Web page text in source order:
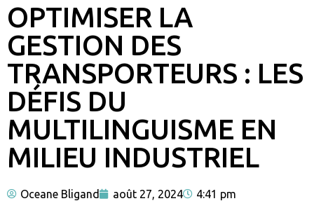
OPTIMISER LA
GESTION DES
TRANSPORTEURS : LES
DÉFIS DU
MULTILINGUISME EN
MILIEU INDUSTRIEL
Oceane Bligand août 27, 2024 4:41 pm